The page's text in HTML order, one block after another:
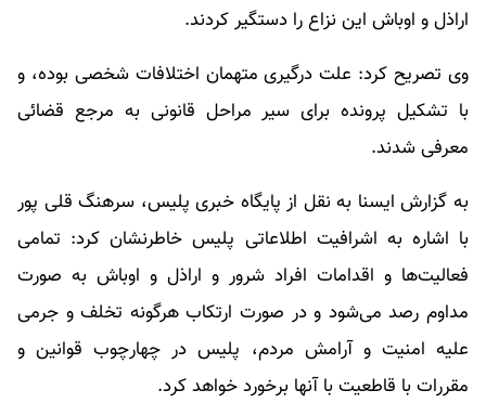
اراذل و اوباش این نزاع را دستگیر کردند.
وی تصریح کرد: علت درگیری متهمان اختلافات شخصی بوده، و
با تشکیل پرونده برای سیر مراحل قانونی به مرجع قضائی
معرفی شدند.
به گزارش ایسنا به نقل از پایگاه خبری پلیس، سرهنگ قلی پور
با اشاره به اشرافیت اطلاعاتی پلیس خاطرنشان کرد: تمامی
فعالیت‌ها و اقدامات افراد شرور و اراذل و اوباش به صورت
مداوم رصد می‌شود و در صورت ارتکاب هرگونه تخلف و جرمی
علیه امنیت و آرامش مردم، پلیس در چهارچوب قوانین و
مقررات با قاطعیت با آنها برخورد خواهد کرد.